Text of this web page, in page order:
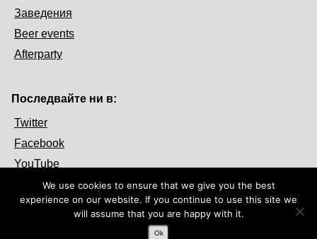
Заведения
Beer events
Afterparty
Последвайте ни в:
Twitter
Facebook
YouTube
We use cookies to ensure that we give you the best
experience on our website. If you continue to use this site we
will assume that you are happy with it.
Ok